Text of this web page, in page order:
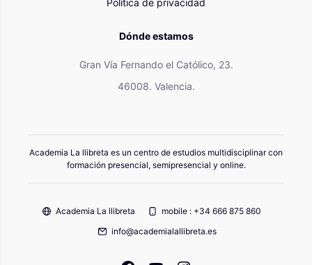
Política de privacidad
Dónde estamos
Gran Vía Fernando el Católico, 23.
46008. Valencia.
Academia La llibreta es un centro de estudios multidisciplinar con
formación presencial, semipresencial y online.
Academia La llibreta
mobile : +34 666 875 860
info@academialallibreta.es